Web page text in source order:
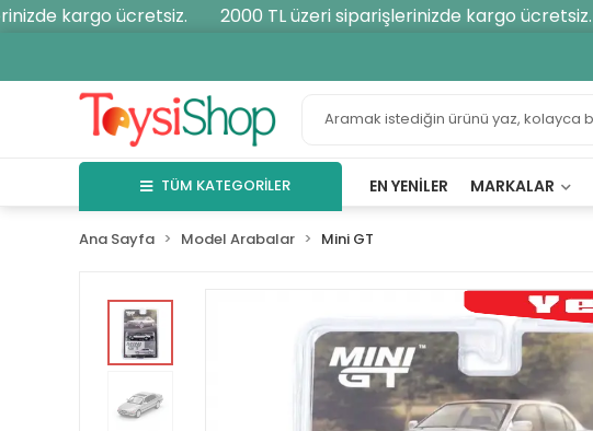
kargo ücretsiz. 2000 TL üzeri siparişlerinizde kargo ücretsiz.
TÜM KATEGORİLER EN YENILER MARKALAR
Ana Sayfa Model Arabalar Mini GT